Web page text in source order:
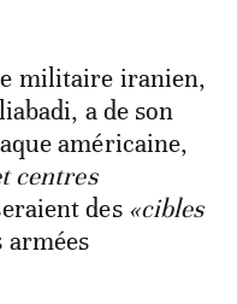
militaire iranien,
a de son
américaine,
centres
des «cibles
armées